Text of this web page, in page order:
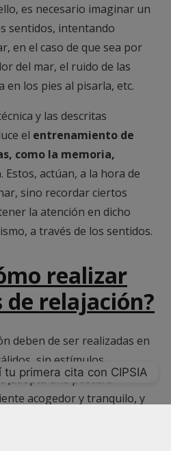
es necesario imaginar un
sentidos, intentando
en el caso de que sea por
del mar, el ruido de las
en los pies al pisarla, etc.
y las descritas
el entrenamiento de
como la memoria,
. Estos, actúan, a la hora de
sino recordar ciertos
la atención en dicho
a través de los sentidos.
realizar
de relajación?
deben de ser realizadas en
sin estímulos
¡adopta una postura
acogedor y tranquilo, y
tu primera cita con CIPSIA